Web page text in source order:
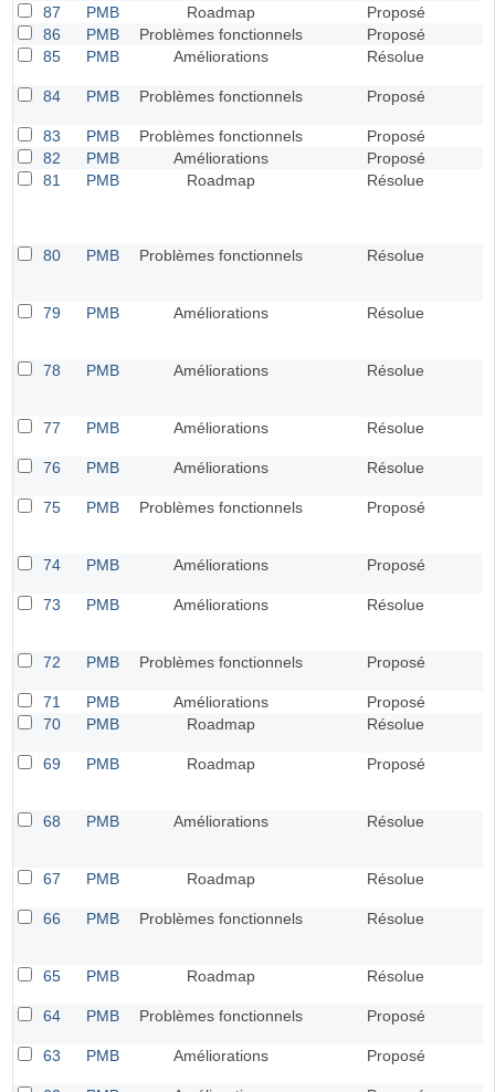
87
PMB Roadmap Proposé
86
PMB Problèmes fonctionnels
Proposé
85
PMB Améliorations Résolue
84 PMB Problèmes fonctionnels Proposé
83 PMB Problèmes fonctionnels Proposé
82
PMB Améliorations Proposé
81
PMB Roadmap Résolue
80 PMB Problèmes fonctionnels Résolue
79 PMB Améliorations Résolue
78 PMB Améliorations Résolue
77 PMB Améliorations Résolue
76 PMB Améliorations Résolue
75 PMB Problèmes fonctionnels Proposé
74 PMB Améliorations Proposé
73 PMB Améliorations Résolue
72 PMB Problèmes fonctionnels Proposé
71 PMB Améliorations Proposé
70
PMB Roadmap Résolue
69 PMB Roadmap Proposé
68 PMB Améliorations Résolue
67 PMB Roadmap Résolue
66 PMB Problèmes fonctionnels Résolue
65 PMB Roadmap Résolue
64 PMB Problèmes fonctionnels Proposé
63 PMB Améliorations Proposé